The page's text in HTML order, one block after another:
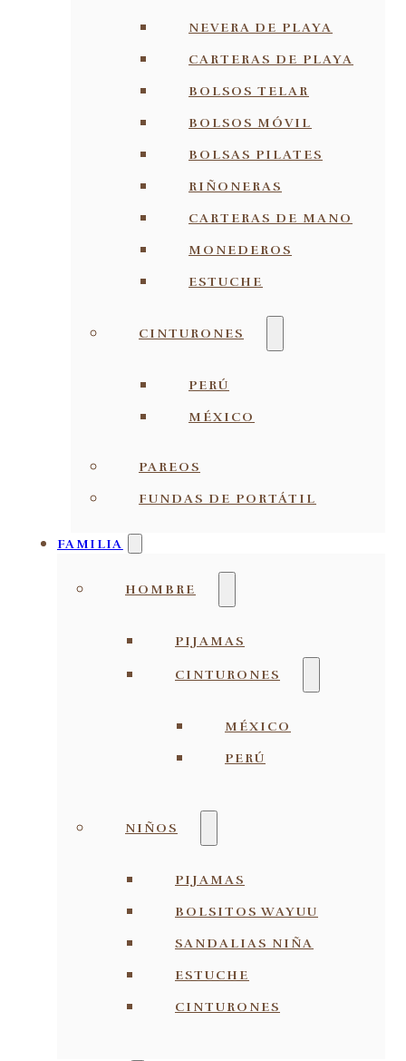
NEVERA DE PLAYA
CARTERAS DE PLAYA
BOLSOS TELAR
BOLSOS MÓVIL
BOLSAS PILATES
RIÑONERAS
CARTERAS DE MANO
MONEDEROS
ESTUCHE
CINTURONES
PERÚ
MÉXICO
PAREOS
FUNDAS DE PORTÁTIL
FAMILIA
HOMBRE
PIJAMAS
CINTURONES
MÉXICO
PERÚ
NIÑOS
PIJAMAS
BOLSITOS WAYUU
SANDALIAS NIÑA
ESTUCHE
CINTURONES